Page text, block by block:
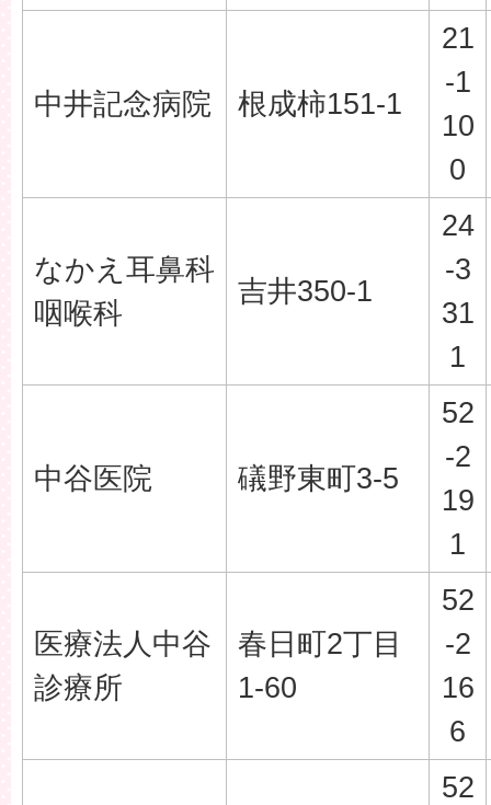
中井記念病院 根成柿151-1
21
-1
10
0
なかえ耳鼻科
咽喉科
吉井350-1
24
-3
31
1
中谷医院 礒野東町3-5
52
-2
19
1
医療法人中谷
診療所
春日町2丁目
1-60
52
-2
16
6
52